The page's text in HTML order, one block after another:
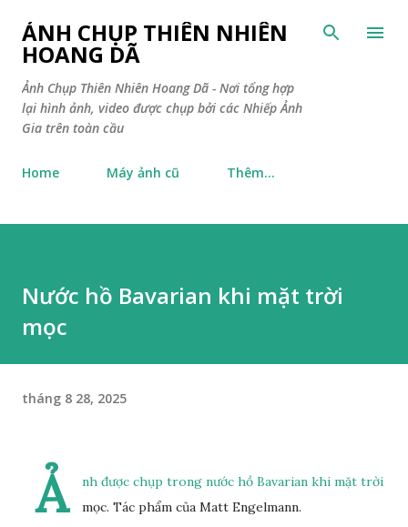
Chuyển đến nội dung chính
ẢNH CHỤP THIÊN NHIÊN
HOANG DÃ
Ảnh Chụp Thiên Nhiên Hoang Dã - Nơi tổng hợp
lại hình ảnh, video được chụp bởi các Nhiếp Ảnh
Gia trên toàn cầu
Home Máy ảnh cũ Thêm…
Nước hồ Bavarian khi mặt trời
mọc
tháng 8 28, 2025
Ả
nh được chụp trong nước hồ Bavarian khi mặt trời
mọc. Tác phẩm của Matt Engelmann.